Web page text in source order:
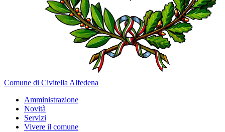
Comune di Civitella Alfedena
Amministrazione
Novità
Servizi
Vivere il comune